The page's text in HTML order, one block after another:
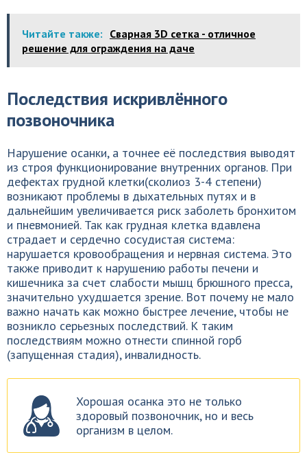
Читайте также: Сварная 3D сетка - отличное
решение для ограждения на даче
Последствия искривлённого
позвоночника
Нарушение осанки, а точнее её последствия выводят
из строя функционирование внутренних органов. При
дефектах грудной клетки(сколиоз 3-4 степени)
возникают проблемы в дыхательных путях и в
дальнейшим увеличивается риск заболеть бронхитом
и пневмонией. Так как грудная клетка вдавлена
страдает и сердечно сосудистая система:
нарушается кровообращения и нервная система. Это
также приводит к нарушению работы печени и
кишечника за счет слабости мышц брюшного пресса,
значительно ухудшается зрение. Вот почему не мало
важно начать как можно быстрее лечение, чтобы не
возникло серьезных последствий. К таким
последствиям можно отнести спинной горб
(запущенная стадия), инвалидность.
Хорошая осанка это не только
здоровый позвоночник, но и весь
организм в целом.